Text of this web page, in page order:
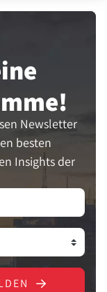
Newsletter
besten
Insights der